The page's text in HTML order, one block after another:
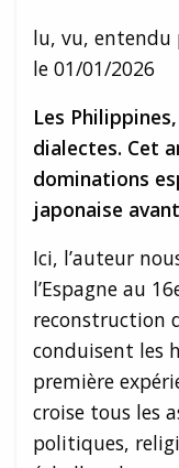
lu, vu, entendu
le 01/01/2026
Les
dialectes. Cet
dominations
japonaise
Ici, l’auteur
l’Espagne au
reconstruction
conduisent les
première
croise tous les
politiques,